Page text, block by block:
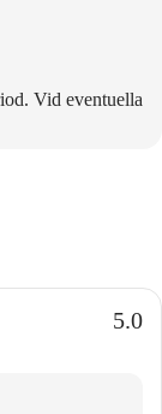
Vid eventuella
5.0